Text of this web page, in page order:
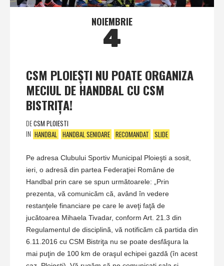
NOIEMBRIE
4
CSM PLOIEŞTI NU POATE ORGANIZA
MECIUL DE HANDBAL CU CSM
BISTRIŢA!
DECSM PLOIESTI
IN HANDBAL HANDBAL SENIOARE RECOMANDAT SLIDE
Pe adresa Clubului Sportiv Municipal Ploieşti a sosit,
ieri, o adresă din partea Federaţiei Române de
Handbal prin care se spun următoarele: „Prin
prezenta, vă comunicăm că, având în vedere
restanţele financiare pe care le aveţi faţă de
jucătoarea Mihaela Tivadar, conform Art. 21.3 din
Regulamentul de disciplină, vă notificăm că partida din
6.11.2016 cu CSM Bistriţa nu se poate desfăşura la
mai puţin de 100 km de oraşul echipei gazdă (în acest